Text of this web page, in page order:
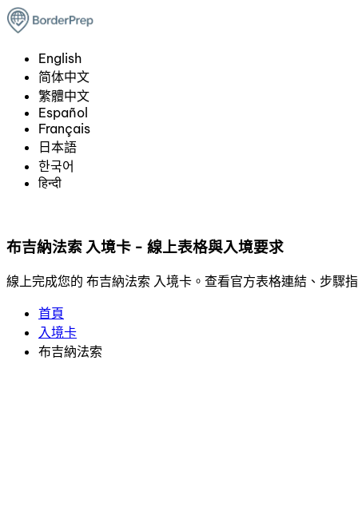
English
简体中文
繁體中文
Español
Français
日本語
한국어
हिन्दी
布吉納法索 入境卡 - 線上表格與入境要求
線上完成您的 布吉納法索 入境卡。查看官方表格連結、步驟
首頁
入境卡
布吉納法索